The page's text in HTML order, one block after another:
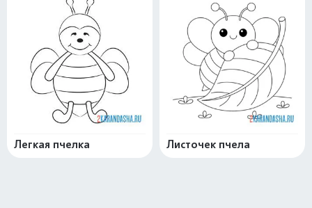
Легкая пчелка Листочек пчела